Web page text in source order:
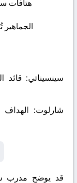
هتافات
سينسيناتي: قائد
شارلوت: الهداف
قد يوضح مدرب